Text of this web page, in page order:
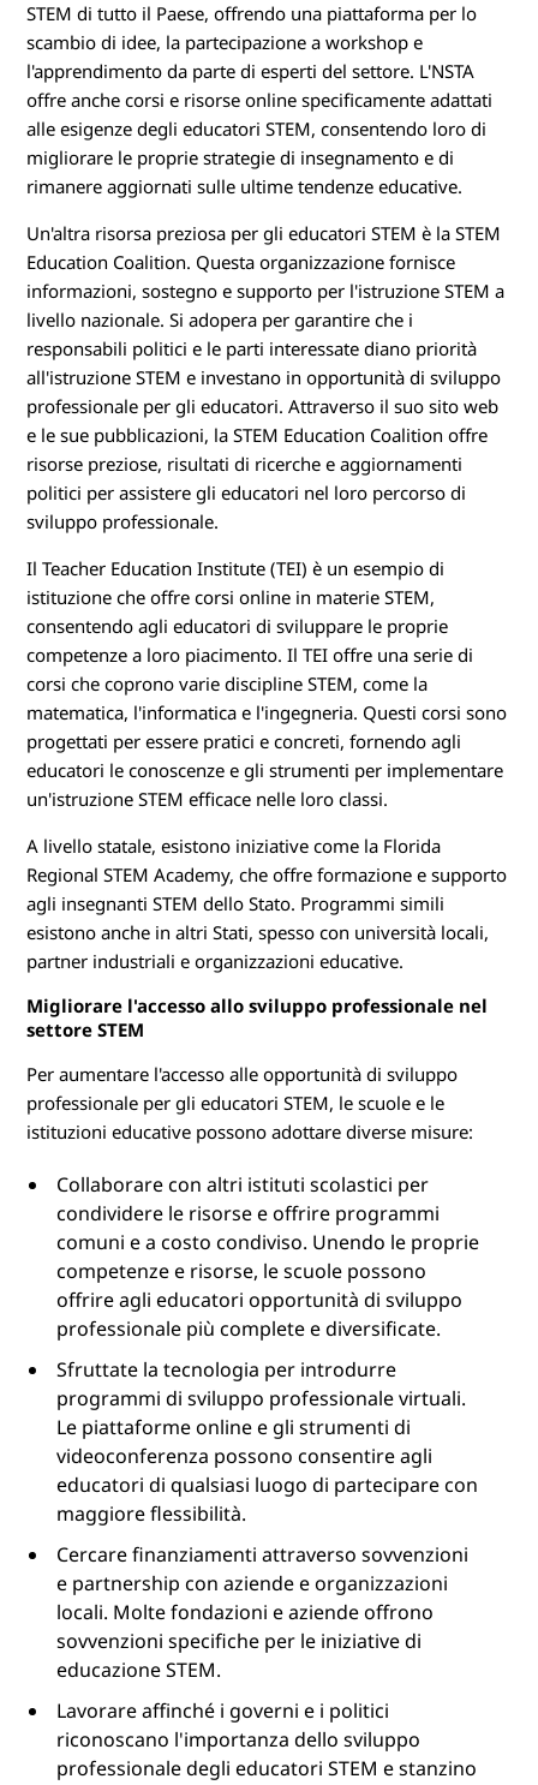
STEM di tutto il Paese, offrendo una piattaforma per lo
scambio di idee, la partecipazione a workshop e
l'apprendimento da parte di esperti del settore. L'NSTA
offre anche corsi e risorse online specificamente adattati
alle esigenze degli educatori STEM, consentendo loro di
migliorare le proprie strategie di insegnamento e di
rimanere aggiornati sulle ultime tendenze educative.
Un'altra risorsa preziosa per gli educatori STEM è la STEM
Education Coalition. Questa organizzazione fornisce
informazioni, sostegno e supporto per l'istruzione STEM a
livello nazionale. Si adopera per garantire che i
responsabili politici e le parti interessate diano priorità
all'istruzione STEM e investano in opportunità di sviluppo
professionale per gli educatori. Attraverso il suo sito web
e le sue pubblicazioni, la STEM Education Coalition offre
risorse preziose, risultati di ricerche e aggiornamenti
politici per assistere gli educatori nel loro percorso di
sviluppo professionale.
Il Teacher Education Institute (TEI) è un esempio di
istituzione che offre corsi online in materie STEM,
consentendo agli educatori di sviluppare le proprie
competenze a loro piacimento. Il TEI offre una serie di
corsi che coprono varie discipline STEM, come la
matematica, l'informatica e l'ingegneria. Questi corsi sono
progettati per essere pratici e concreti, fornendo agli
educatori le conoscenze e gli strumenti per implementare
un'istruzione STEM efficace nelle loro classi.
A livello statale, esistono iniziative come la Florida
Regional STEM Academy, che offre formazione e supporto
agli insegnanti STEM dello Stato. Programmi simili
esistono anche in altri Stati, spesso con università locali,
partner industriali e organizzazioni educative.
Migliorare l'accesso allo sviluppo professionale nel
settore STEM
Per aumentare l'accesso alle opportunità di sviluppo
professionale per gli educatori STEM, le scuole e le
istituzioni educative possono adottare diverse misure:
Collaborare con altri istituti scolastici per
condividere le risorse e offrire programmi
comuni e a costo condiviso. Unendo le proprie
competenze e risorse, le scuole possono
offrire agli educatori opportunità di sviluppo
professionale più complete e diversificate.
Sfruttate la tecnologia per introdurre
programmi di sviluppo professionale virtuali.
Le piattaforme online e gli strumenti di
videoconferenza possono consentire agli
educatori di qualsiasi luogo di partecipare con
maggiore flessibilità.
Cercare finanziamenti attraverso sovvenzioni
e partnership con aziende e organizzazioni
locali. Molte fondazioni e aziende offrono
sovvenzioni specifiche per le iniziative di
educazione STEM.
Lavorare affinché i governi e i politici
riconoscano l'importanza dello sviluppo
professionale degli educatori STEM e stanzino